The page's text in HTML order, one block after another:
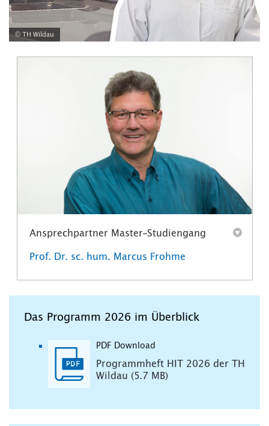
© TH Wildau
Ansprechpartner Master-Studiengang
Prof. Dr. sc. hum. Marcus Frohme
Das Programm 2026 im Überblick
PDF Download
Programmheft HIT 2026 der TH
Wildau (5.7 MB)